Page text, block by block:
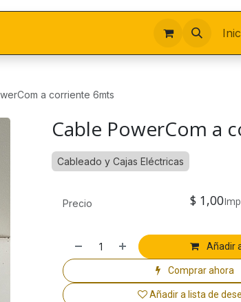
a corriente 6mts
Cable PowerCom a
Cableado y Cajas Eléctricas
Añadir
Comprar ahora
Añadir a lista de
Precio $ 1,00